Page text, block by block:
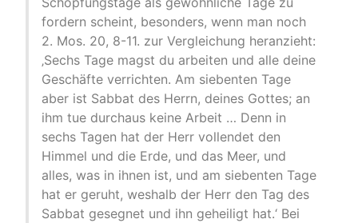
fordern scheint, besonders, wenn man noch
2. Mos. 20, 8-11. zur Vergleichung heranzieht:
‚Sechs Tage magst du arbeiten und alle deine
Geschäfte verrichten. Am siebenten Tage
aber ist Sabbat des Herrn, deines Gottes; an
ihm tue durchaus keine Arbeit … Denn in
sechs Tagen hat der Herr vollendet den
Himmel und die Erde, und das Meer, und
alles, was in ihnen ist, und am siebenten Tage
hat er geruht, weshalb der Herr den Tag des
Sabbat gesegnet und ihn geheiligt hat.‘ Bei